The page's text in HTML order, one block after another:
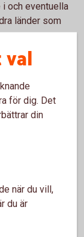
i och eventuella
länder som
behov.
för dig. Det
din
när du vill,
du är